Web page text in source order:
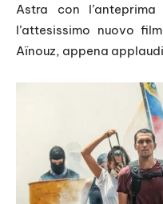
Astra con
l’attesissimo nuovo
Aïnouz, appena